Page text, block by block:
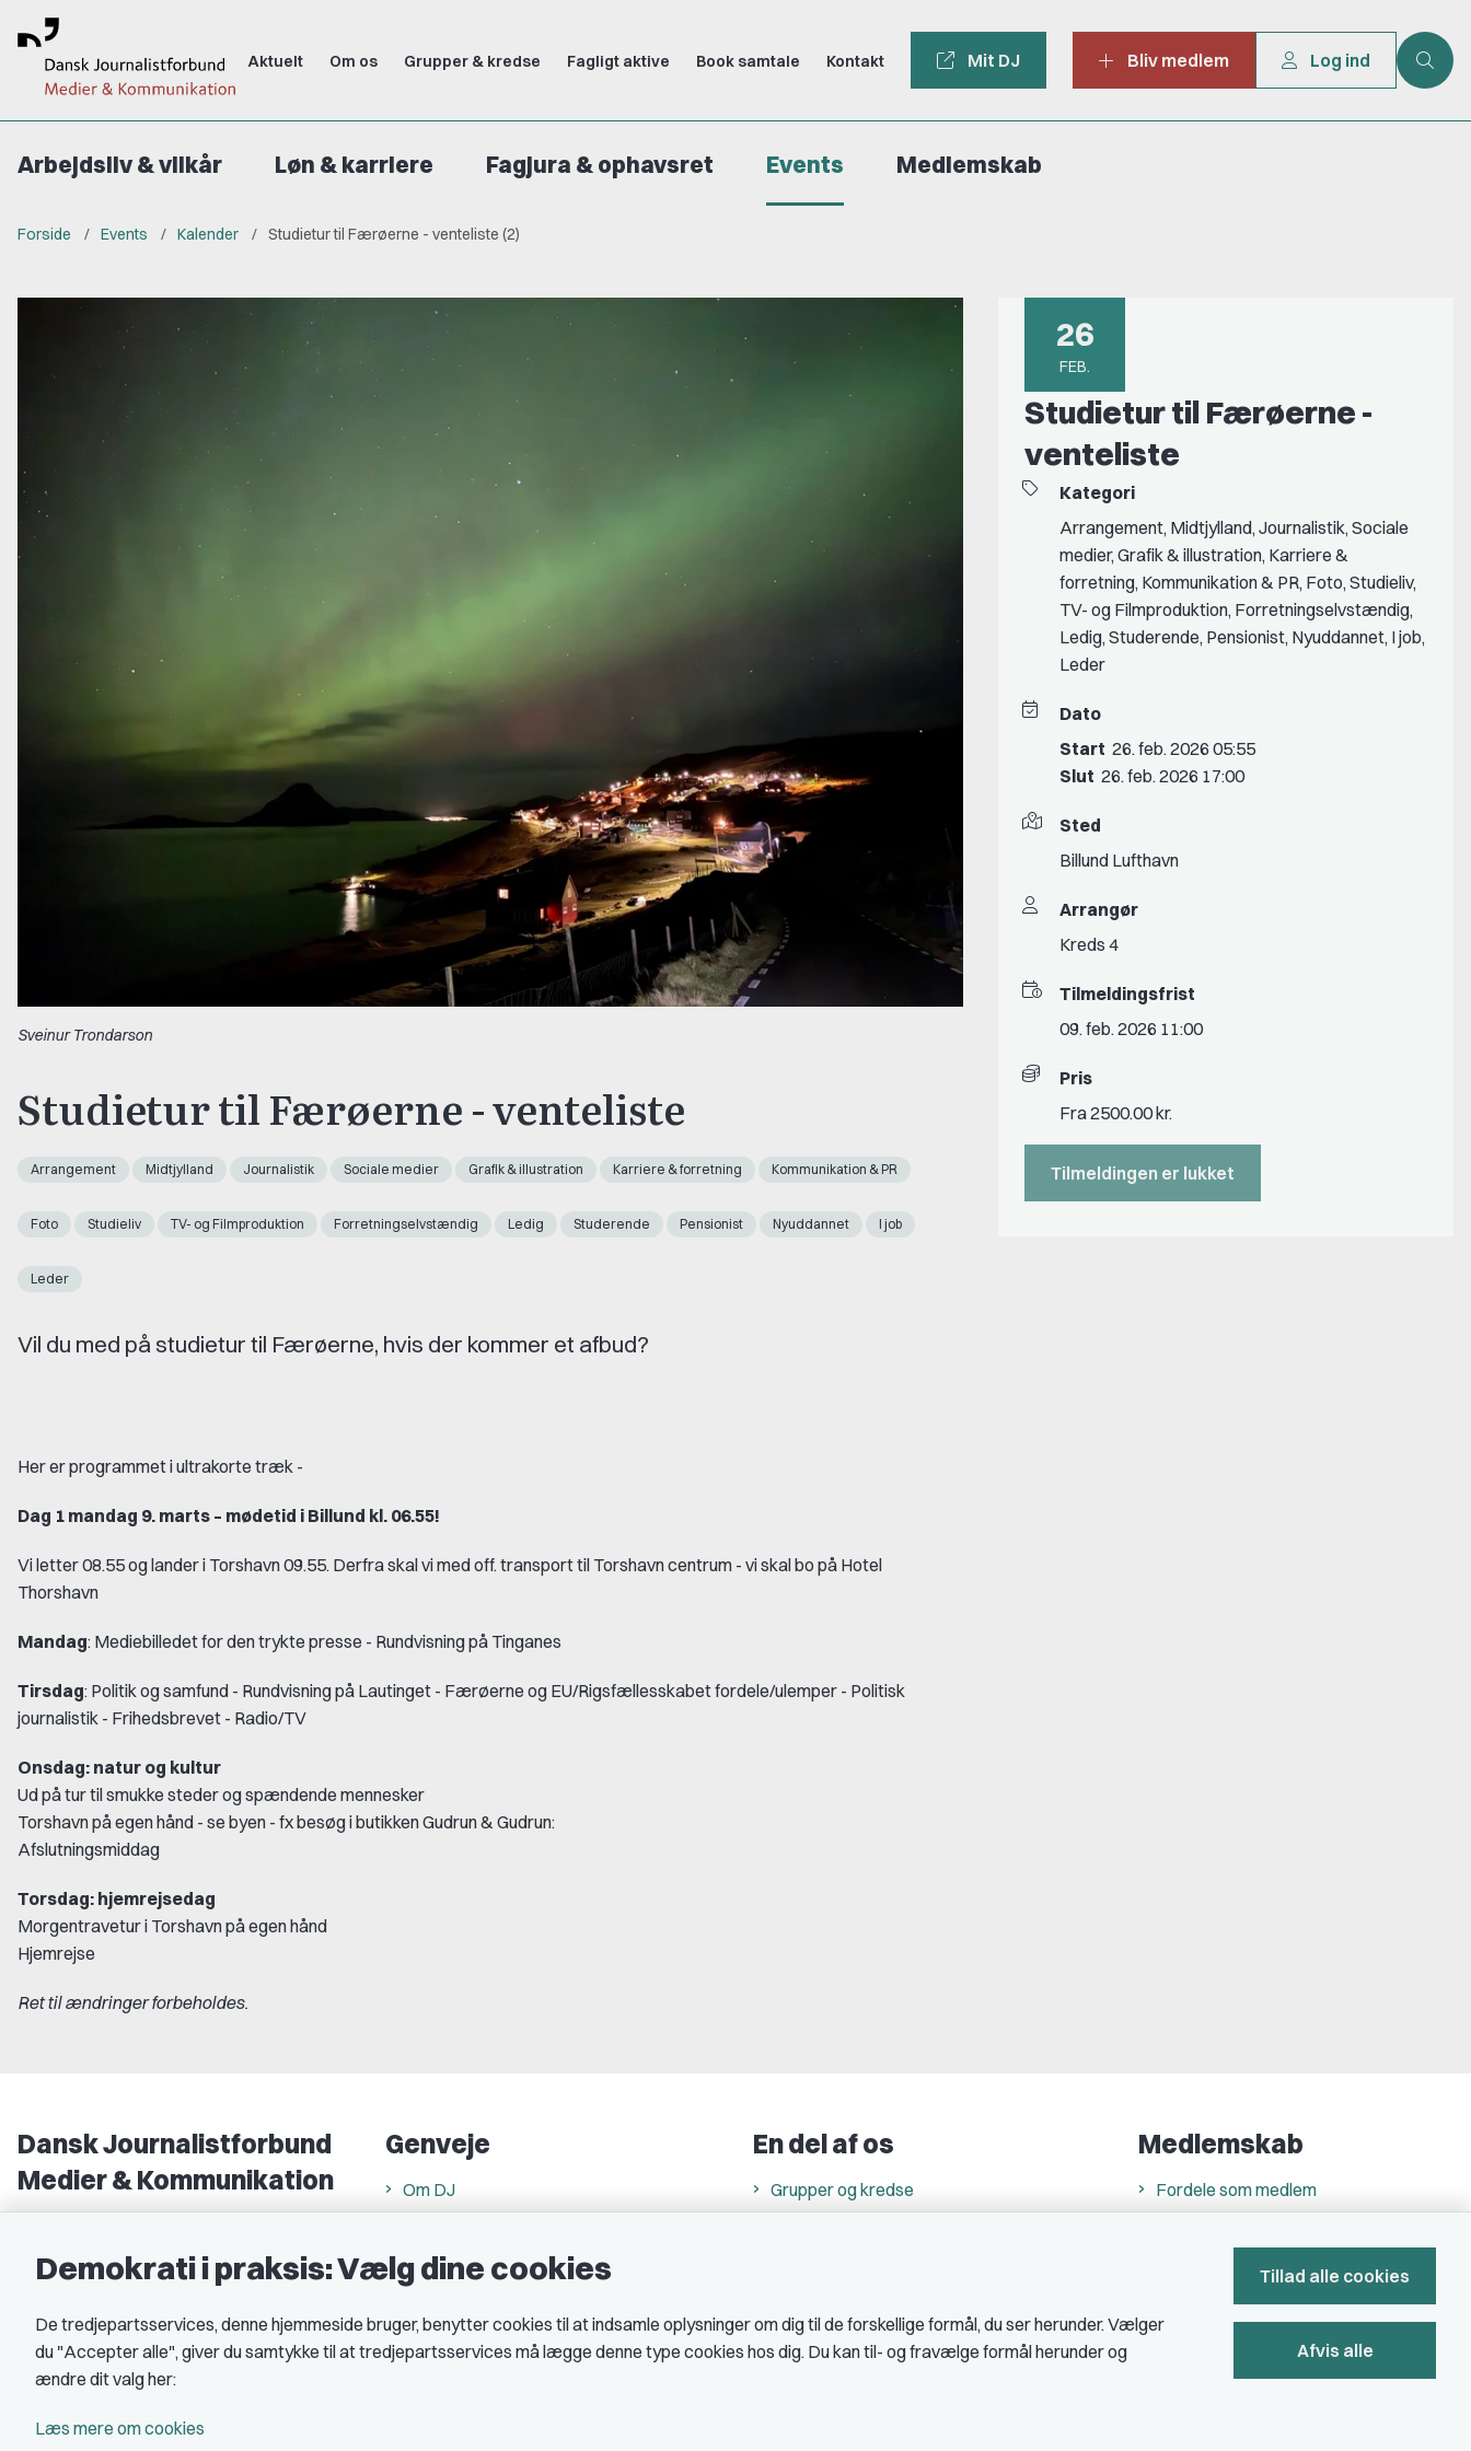
Aktuelt Om os Grupper & kredse Fagligt aktive Book samtale Kontakt Mit DJ Bliv medlem Log ind
Arbejdsliv & vilkår Løn & karriere Fagjura & ophavsret Events Medlemskab
Forside Events Kalender Studietur til Færøerne - venteliste (2)
Sveinur Trondarson
Studietur til Færøerne - venteliste
Arrangement Midtjylland Journalistik Sociale medier Grafik & illustration Karriere & forretning Kommunikation & PR
Foto Studieliv TV- og Filmproduktion Forretningselvstændig Ledig Studerende Pensionist Nyuddannet I job
Leder
Vil du med på studietur til Færøerne, hvis der kommer et afbud?
Her er programmet i ultrakorte træk -
Dag 1 mandag 9. marts – mødetid i Billund kl. 06.55!
Vi letter 08.55 og lander i Torshavn 09.55. Derfra skal vi med off. transport til Torshavn centrum - vi skal bo på Hotel
Thorshavn
Mandag: Mediebilledet for den trykte presse - Rundvisning på Tinganes
Tirsdag: Politik og samfund - Rundvisning på Lautinget - Færøerne og EU/Rigsfællesskabet fordele/ulemper - Politisk
journalistik - Frihedsbrevet - Radio/TV
Onsdag: natur og kultur
Ud på tur til smukke steder og spændende mennesker
Torshavn på egen hånd - se byen - fx besøg i butikken Gudrun & Gudrun:
Afslutningsmiddag
Torsdag: hjemrejsedag
Morgentravetur i Torshavn på egen hånd
Hjemrejse
Ret til ændringer forbeholdes.
26
FEB.
Studietur til Færøerne -
venteliste
Kategori
Arrangement, Midtjylland,Journalistik,Sociale
medier,Grafik & illustration, Karriere &
forretning, Kommunikation & PR, Foto,Studieliv,
TV- og Filmproduktion, Forretningselvstændig,
Ledig,Studerende, Pensionist, Nyuddannet, I job,
Leder
Dato
Start 26. feb. 2026 05:55
Slut 26. feb. 2026 17:00
Sted
Billund Lufthavn
Arrangør
Kreds 4
Tilmeldingsfrist
09. feb. 2026 11:00
Pris
Fra 2500.00 kr.
Tilmeldingen er lukket
Dansk Journalistforbund
Medier & Kommunikation
EAN nr.: 5790002490071
Kontakt DJ
Genveje
Om DJ
Find freelancer
Rettighedsmidler hos DJ
En del af os
Grupper og kredse
Medlemskab
Fordele som medlem
Bliv medlem
Demokrati i praksis: Vælg dine cookies
De tredjepartsservices, denne hjemmeside bruger, benytter cookies til at indsamle oplysninger om dig til de forskellige formål, du ser herunder. Vælger
du "Accepter alle", giver du samtykke til at tredjepartsservices må lægge denne type cookies hos dig. Du kan til- og fravælge formål herunder og
ændre dit valg her:
Læs mere om cookies
Tillad alle cookies
Afvis alle